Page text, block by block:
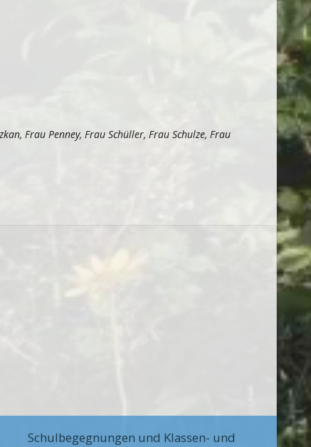
Frau Penney, Frau Schüller, Frau Schulze, Frau
Schulbegegnungen und Klassen- und